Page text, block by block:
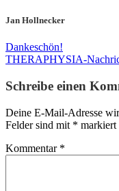
Jan Hollnecker
Dankeschön!
THERAPHYSIA-
Schreibe einen
Deine E-Mail-Adresse
Felder sind mit * markiert
Kommentar *